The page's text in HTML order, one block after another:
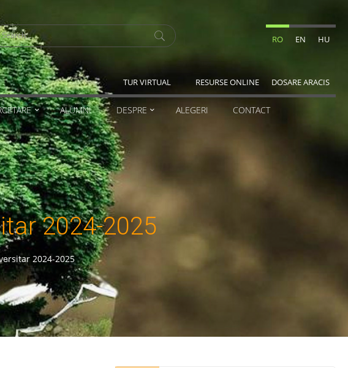
RO EN HU
TUR VIRTUAL RESURSE ONLINE DOSARE ARACIS
ALUMNI DESPRE ALEGERI CONTACT
2024-2025
2024-2025